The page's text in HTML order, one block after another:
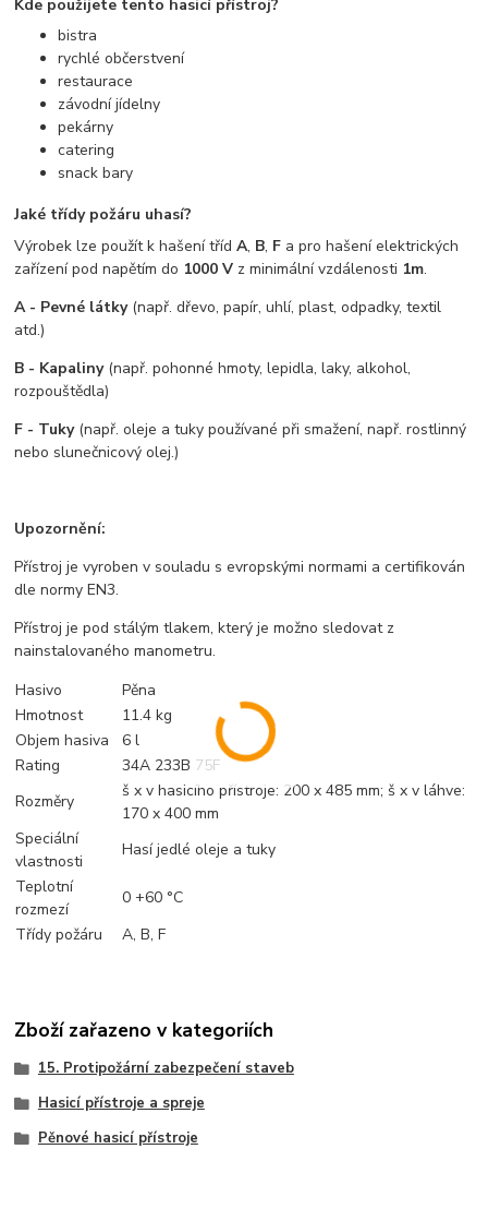
Kde použijete tento hasicí přístroj?
bistra
rychlé občerstvení
restaurace
závodní jídelny
pekárny
catering
snack bary
Jaké třídy požáru uhasí?
Výrobek lze použít k hašení třídA, B, F a pro hašení elektrických
zařízení pod napětím do 1000 V z minimální vzdálenosti 1m.
A - Pevné látky(např. dřevo, papír, uhlí, plast, odpadky, textil
atd.)
B - Kapaliny(např. pohonné hmoty, lepidla, laky, alkohol,
rozpouštědla)
F - Tuky(např. oleje a tuky používané při smažení, např. rostlinný
nebo slunečnicový olej.)
Upozornění:
Přístroj je vyroben v souladu s evropskými normami a certifikován
dle normy EN3.
Přístroj je pod stálým tlakem, který je možno sledovat z
nainstalovaného manometru.
Hasivo
Pěna
Hmotnost
11.4 kg
Objem hasiva
6 l
Rating
34A 233B 75F
Rozměry
š x v hasicího přístroje: 200 x 485 mm; š x v láhve:
170 x 400 mm
Speciální
vlastnosti
Hasí jedlé oleje a tuky
Teplotní
rozmezí
0 +60 °C
Třídy požáru
A, B, F
Zboží zařazeno v kategoriích
15. Protipožární zabezpečení staveb
Hasicí přístroje a spreje
Pěnové hasicí přístroje